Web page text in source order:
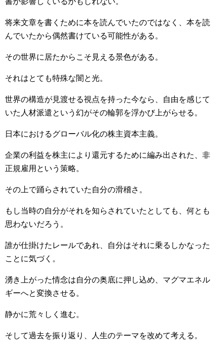
将来文章を書くために本を読んでいたのではなく、本を読
んでいたから偶然書けている可能性がある。
その世界に居たからこそ見える景色がある。
それはとても特殊な闇と光。
世界の構造が見渡せる視点を持った今なら、自由を感じて
いた人材派遣という幻がその輪郭を浮かび上がらせる。
日本におけるグローバル化の株主資本主義。
企業の利益を株主により還元するために編み出された、非
正規雇用という策略。
その上で踊らされていた自分の滑稽さ。
もし当時の自分がそれを知らされていたとしても、何とも
思わないだろう。
誰が仕掛けたレールであれ、自分はそれに乗るしかなった
ことに気づく。
湧き上がった情念は自分の奥底に押し込め、マグマエネル
ギーへと変換させる。
静かに荒々しく進む。
そして過去を振り返り、人生のテーマを改めて考える。